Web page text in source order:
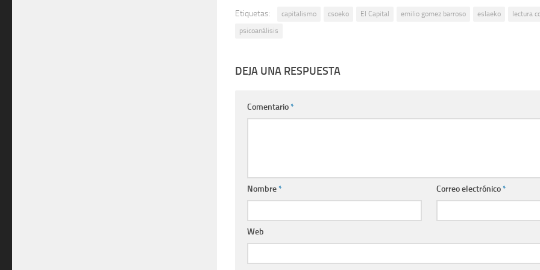
Etiquetas: capitalismo csoeko El Capital emilio gomez barroso eslaeko lectura
psicoanálisis
DEJA UNA RESPUESTA
Comentario*
Nombre* Correo electrónico*
Web